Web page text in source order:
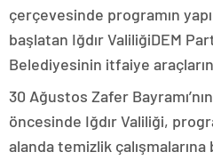
çerçevesinde programın
başlatan Iğdır ValiliğiDEM
Belediyesinin itfaiye
30 Ağustos Zafer
öncesinde Iğdır Valiliği,
alanda temizlik çalışmalarına